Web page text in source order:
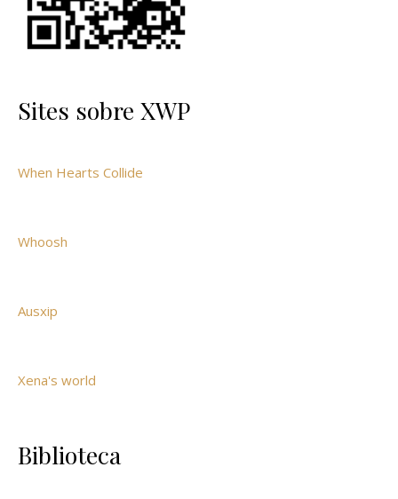
Sites sobre XWP
When Hearts Collide
Whoosh
Ausxip
Xena's world
Biblioteca